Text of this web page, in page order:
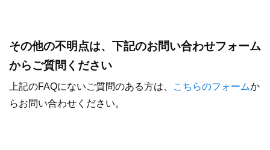
その他の不明点は、下記のお問い合わせフォーム
からご質問ください
上記のFAQにないご質問のある方は、 こちらのフォームか
らお問い合わせください。